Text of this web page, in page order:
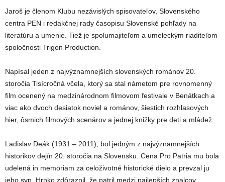
Jaroš je členom Klubu nezávislých spisovateľov, Slovenského
centra PEN i redakčnej rady časopisu Slovenské pohľady na
literatúru a umenie. Tiež je spolumajiteľom a umeleckým riaditeľom
spoločnosti Trigon Production.
Napísal jeden z najvýznamnejších slovenských románov 20.
storočia Tisícročná včela, ktorý sa stal námetom pre rovnomenný
film ocenený na medzinárodnom filmovom festivale v Benátkach a
viac ako dvoch desiatok noviel a románov, šiestich rozhlasových
hier, ôsmich filmových scenárov a jednej knižky pre deti a mládež.
Ladislav Deák (1931 – 2011), bol jedným z najvýznamnejších
historikov dejín 20. storočia na Slovensku. Cena Pro Patria mu bola
udelená in memoriam za celoživotné historické dielo a prevzal ju
jeho syn. Hrnko zdôraznil, že patril medzi najlepších znalcov